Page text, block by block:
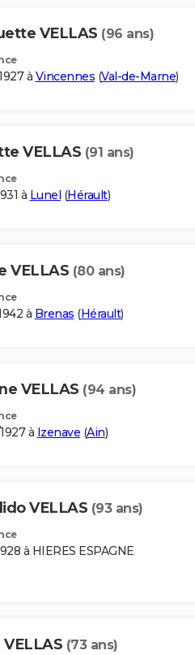
VELLAS (96 ans)
à Vincennes (Val-de-Marne)
VELLAS (91 ans)
à Lunel (Hérault)
VELLAS (80 ans)
à Brenas (Hérault)
VELLAS (94 ans)
à Izenave (Ain)
VELLAS (93 ans)
à HIERES ESPAGNE
(73 ans)